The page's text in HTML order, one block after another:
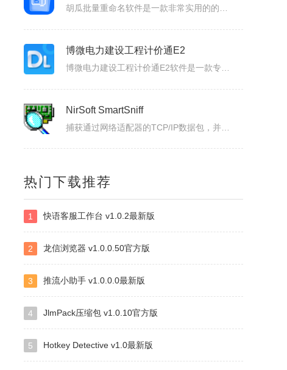
胡瓜批量重命名软件
胡瓜批量重命名软件是一款非常实用的的文件管理工具，软件功能强大，操作简单易用，支持Windows平台，并且兼容多种文件系统，支持批量修改文件名，提供批量修改文件名、提取文件名、新建文件夹等多种操作，满足用户多样化的需求，大大的提高工作效率，感兴趣的小伙伴赶快下载使用吧！胡瓜批量重命名软件功能1、批量...
博微电力建设工程计价通E2
格尔维一键建站软件
Offline Commander
OfflineCommander是一个网页抓取工具，支持FILE、HTTP、HTTPS、FTP协议和Proxy，还可以对抓取回来的网页资料做关键字、网址、标题、内文、文件大小、格式、文件修改日期等检索设置。
热门下载推荐
1 快语客服工作台 v1.0.2最新版
2 龙信浏览器 v1.0.0.50官方版
3 推流小助手 v1.0.0.0最新版
4 JlmPack压缩包 v1.0.10官方版
5 Hotkey Detective v1.0最新版